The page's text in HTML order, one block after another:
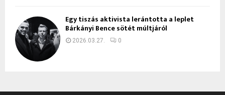
Egy tiszás aktivista lerántotta a leplet
Bárkányi Bence sötét múltjáról
2026.03.27. 0